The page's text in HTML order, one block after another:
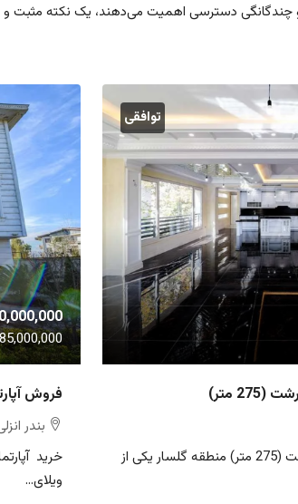
چندگانگی دسترسی اهمیت می‌دهند، یک نکته
توافقی
متر)
آپارتمان هوشمند در گلسار رشت (275 متر) منطقه گلسار یکی از
85,000,000
فروش آپارتمان 160متری
بندر
خرید
ویلای...